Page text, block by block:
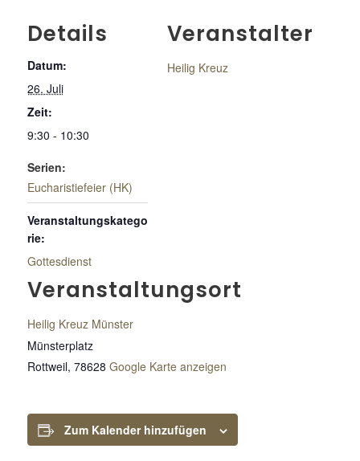
Details
Datum:
26. Juli
Zeit:
9:30 - 10:30
Serien:
Eucharistiefeier (HK)
Veranstaltungskatego
rie:
Gottesdienst
Veranstaltungsort
Heilig Kreuz Münster
Münsterplatz
Rottweil, 78628 Google Karte anzeigen
Veranstalter
Heilig Kreuz
Zum Kalender hinzufügen